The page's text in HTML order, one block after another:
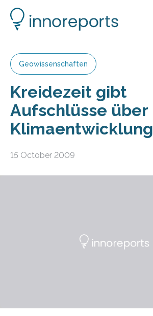
Geowissenschaften
Kreidezeit gibt
Aufschlüsse über
Klimaentwicklung
15 October 2009